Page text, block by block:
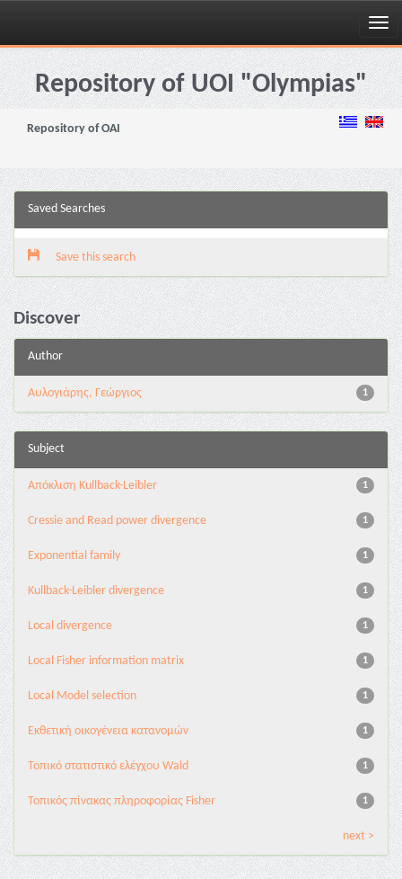
Skip
navigationRepository of UOI "Olympias"
Repository of OAI
Saved Searches
Save this search
Discover
Author
1
Αυλογιάρης, Γεώργιος
Subject
1
Aπόκλιση Kullback-Leibler
1
Cressie and Read power divergence
1
Exponential family
1
Kullback-Leibler divergence
1
Local divergence
1
Local Fisher information matrix
1
Local Model selection
1
Εκθετική οικογένεια κατανομών
1
Τοπικό στατιστικό ελέγχου Wald
1
Τοπικός πίνακας πληροφορίας Fisher
next >